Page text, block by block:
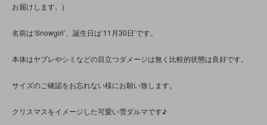
お届けします。)
名前は‘Snowgirl’、誕生日は‘11月30日’です。
本体はヤブレやシミなどの目立つダメージは無く比較的状態は良好です。
サイズのご確認をお忘れない様にお願い致します。
クリスマスをイメージした可愛い雪ダルマです♪